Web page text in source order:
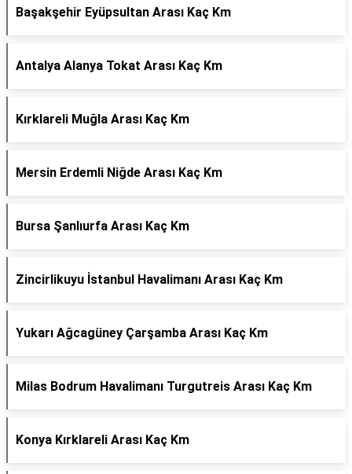
Başakşehir Eyüpsultan Arası Kaç Km
Antalya Alanya Tokat Arası Kaç Km
Kırklareli Muğla Arası Kaç Km
Mersin Erdemli Niğde Arası Kaç Km
Bursa Şanlıurfa Arası Kaç Km
Zincirlikuyu İstanbul Havalimanı Arası Kaç Km
Yukarı Ağcagüney Çarşamba Arası Kaç Km
Milas Bodrum Havalimanı Turgutreis Arası Kaç Km
Konya Kırklareli Arası Kaç Km